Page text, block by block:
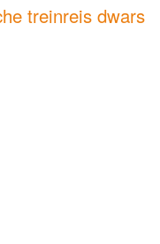
treinreis dwars